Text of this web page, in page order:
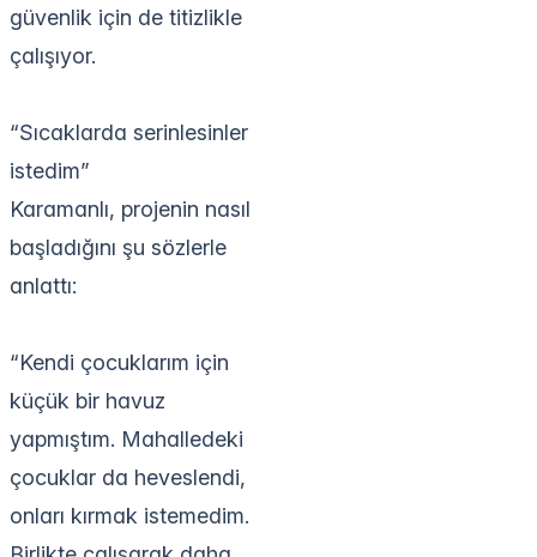
güvenlik için de titizlikle
çalışıyor.
“Sıcaklarda serinlesinler
istedim”
Karamanlı, projenin nasıl
başladığını şu sözlerle
anlattı:
“Kendi çocuklarım için
küçük bir havuz
yapmıştım. Mahalledeki
çocuklar da heveslendi,
onları kırmak istemedim.